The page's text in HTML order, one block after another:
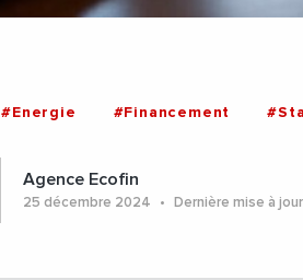
#Energie #Financement
Agence Ecofin
25 décembre 2024 Dernière mise à